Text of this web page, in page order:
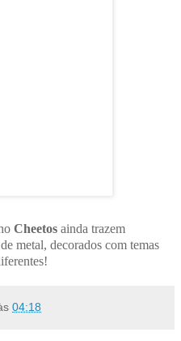
Cheetos ainda trazem
metal, decorados com temas
04:18